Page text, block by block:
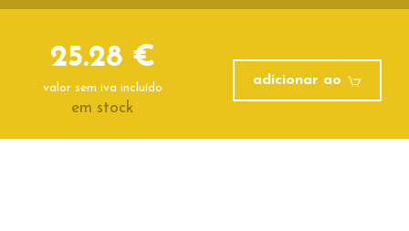
25.28 €
valor sem iva incluído
em stock
adicionar ao